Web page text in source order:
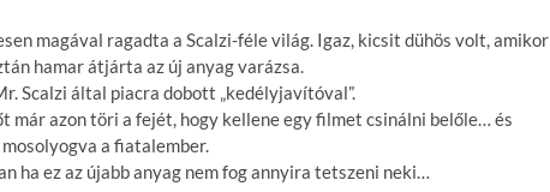
magával ragadta a Scalzi-féle világ. Igaz, kicsit dühös volt, amikor
hamar átjárta az új anyag varázsa.
Scalzi által piacra dobott „kedélyjavítóval”.
már azon töri a fejét, hogy kellene egy filmet csinálni belőle… és
a fiatalember.
ha ez az újabb anyag nem fog annyira tetszeni neki…